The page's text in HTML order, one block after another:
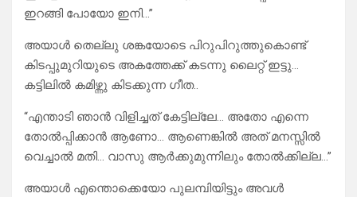
ഇറങ്ങി പോയോ ഇനി…”
അയാൾ തെല്ലു ശങ്കയോടെ പിറുപിറുത്തുകൊണ്ട്
കിടപ്പുമുറിയുടെ അകത്തേക്ക് കടന്നു ലൈറ്റ് ഇട്ടു…
കട്ടിലിൽ കമിഴ്ന്നു കിടക്കുന്ന ഗീത..
“എന്താടി ഞാൻ വിളിച്ചത് കേട്ടില്ലേ… അതോ എന്നെ
തോൽപ്പിക്കാൻ ആണോ… ആണെങ്കിൽ അത് മനസ്സിൽ
വെച്ചാൽ മതി… വാസു ആർക്കുമുന്നിലും തോൽക്കില്ല…”
അയാൾ എന്തൊക്കെയോ പുലമ്പിയിട്ടും അവൾ